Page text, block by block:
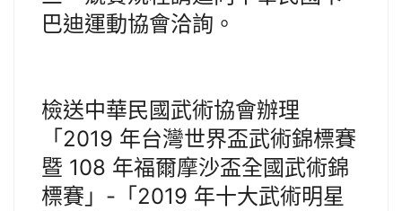
巴迪運動協會洽詢。
檢送中華民國武術協會辦理
「2019 年台灣世界盃武術錦標賽
暨 108 年福爾摩沙盃全國武術錦
標賽」-「2019 年十大武術明星